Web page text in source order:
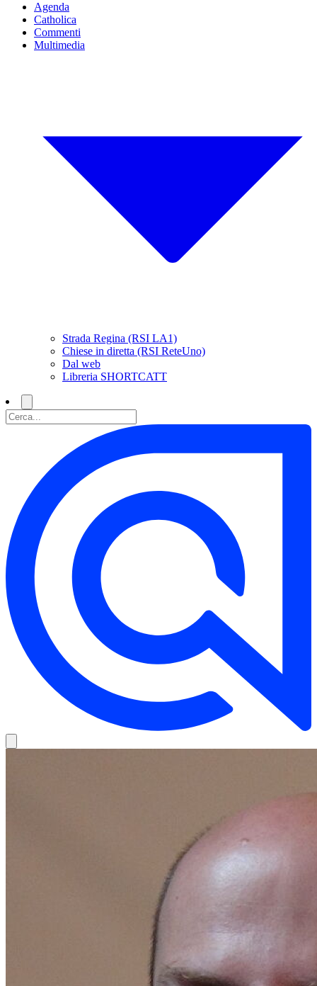
Agenda
Catholica
Commenti
Multimedia
Strada Regina (RSI LA1)
Chiese in diretta (RSI ReteUno)
Dal web
Libreria SHORTCATT